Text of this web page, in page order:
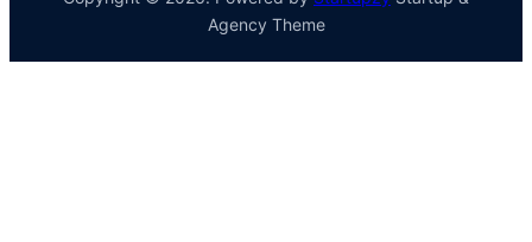
Agency Theme